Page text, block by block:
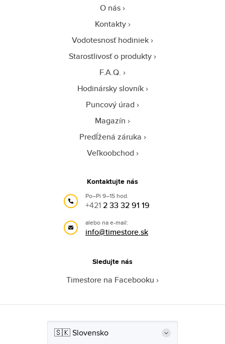
O nás
Kontakty
Vodotesnosť hodiniek
Starostlivosť o produkty
F.A.Q.
Hodinársky slovník
Puncový úrad
Magazín
Predĺžená záruka
Veľkoobchod
Kontaktujte nás
Po–Pi 9–15 hod.
+4212 33 32 91 19
alebo na e-mail:
info@timestore.sk
Sledujte nás
Timestore na Facebooku